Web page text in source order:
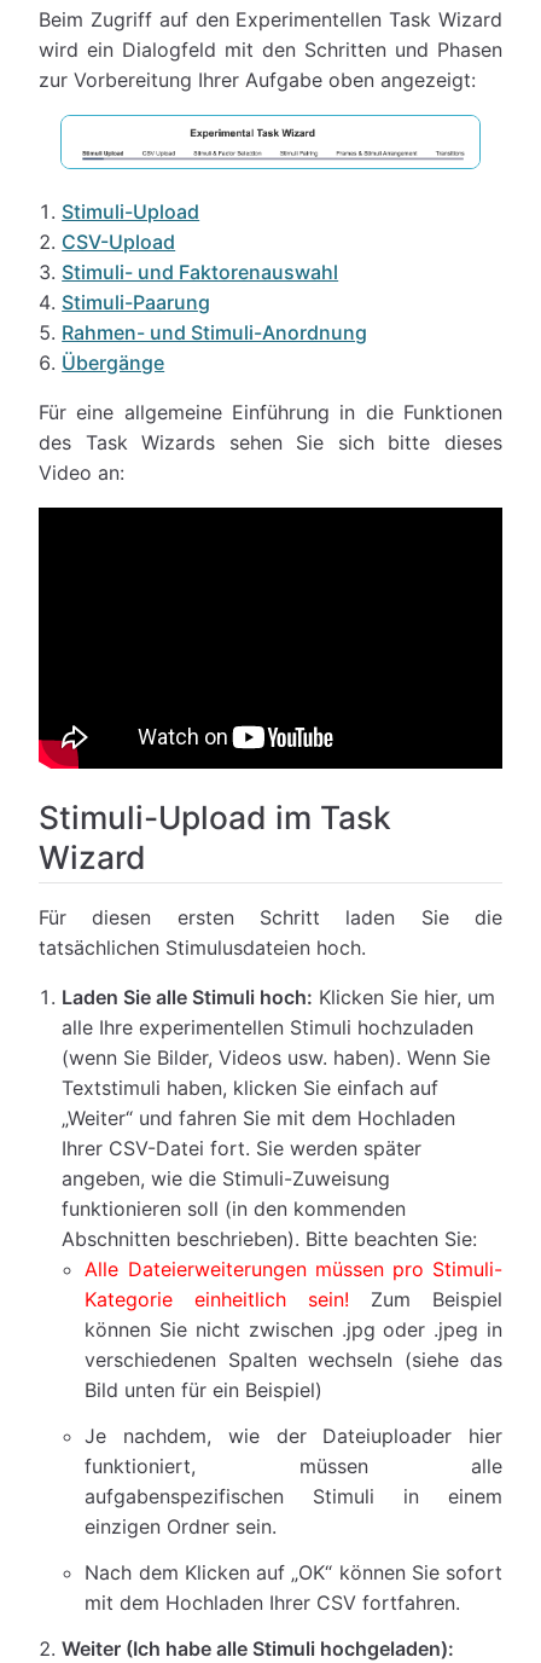
Beim Zugriff auf den Experimentellen Task Wizard
wird ein Dialogfeld mit den Schritten und Phasen
zur Vorbereitung Ihrer Aufgabe oben angezeigt:
Stimuli-Upload
CSV-Upload
Stimuli- und Faktorenauswahl
Stimuli-Paarung
Rahmen- und Stimuli-Anordnung
Übergänge
Für eine allgemeine Einführung in die Funktionen
des Task Wizards sehen Sie sich bitte dieses
Video an:
Stimuli-Upload im Task
Wizard
Für diesen ersten Schritt laden Sie die
tatsächlichen Stimulusdateien hoch.
Laden Sie alle Stimuli hoch: Klicken Sie hier, um
alle Ihre experimentellen Stimuli hochzuladen
(wenn Sie Bilder, Videos usw. haben). Wenn Sie
Textstimuli haben, klicken Sie einfach auf
„Weiter“ und fahren Sie mit dem Hochladen
Ihrer CSV-Datei fort. Sie werden später
angeben, wie die Stimuli-Zuweisung
funktionieren soll (in den kommenden
Abschnitten beschrieben). Bitte beachten Sie:
Alle Dateierweiterungen müssen pro Stimuli-
Kategorie einheitlich sein! Zum Beispiel
können Sie nicht zwischen .jpg oder .jpeg in
verschiedenen Spalten wechseln (siehe das
Bild unten für ein Beispiel)
Je nachdem, wie der Dateiuploader hier
funktioniert, müssen alle
aufgabenspezifischen Stimuli in einem
einzigen Ordner sein.
Nach dem Klicken auf „OK“ können Sie sofort
mit dem Hochladen Ihrer CSV fortfahren.
Weiter (Ich habe alle Stimuli hochgeladen):